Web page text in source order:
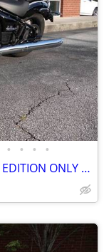
• • • •
2021 *BMW* *R* *18* *Classic* FIRST EDITION ONLY 4,100 MILES